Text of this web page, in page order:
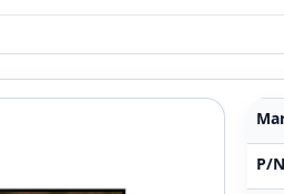
P/